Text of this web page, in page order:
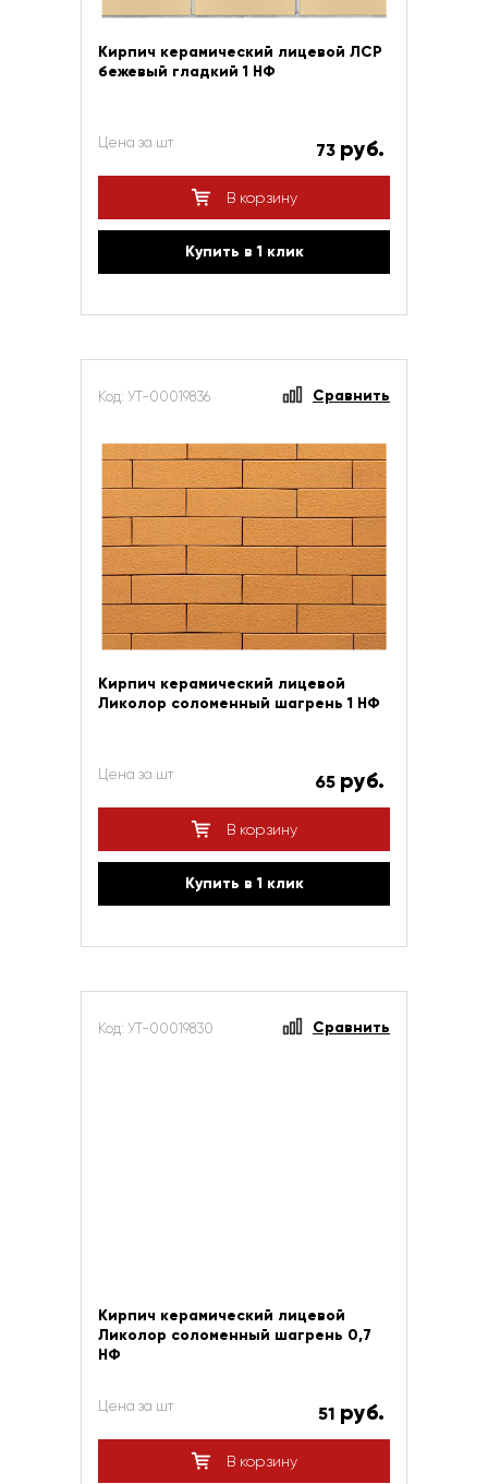
Кирпич керамический лицевой ЛСР
бежевый гладкий 1 НФ
Цена за шт 73 руб.
В корзину
Купить в 1 клик
Код: УТ-00019836 Сравнить
Кирпич керамический лицевой
Ликолор соломенный шагрень 1 НФ
Цена за шт 65 руб.
В корзину
Купить в 1 клик
Код: УТ-00019830 Сравнить
Кирпич керамический лицевой
Ликолор соломенный шагрень 0,7
НФ
Цена за шт 51 руб.
В корзину